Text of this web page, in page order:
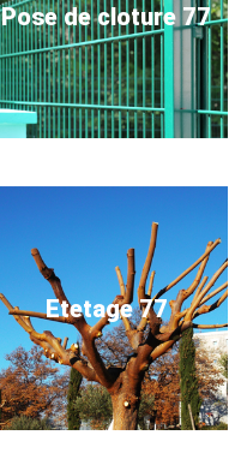
Pose de cloture 77
Etetage 77